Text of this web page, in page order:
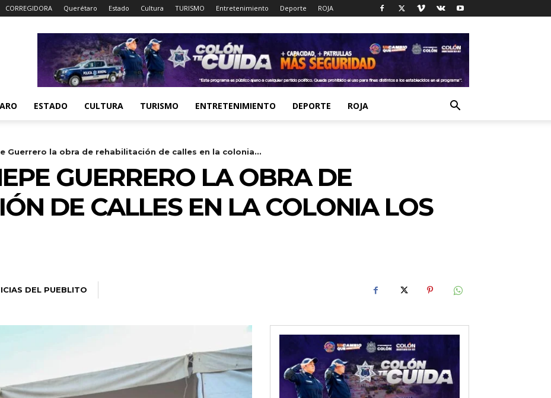
CORREGIDORA Querétaro Estado Cultura TURISMO Entretenimiento Deporte ROJA
ESTADO CULTURA TURISMO ENTRETENIMIENTO DEPORTE ROJA
Guerrero la obra de rehabilitación de calles en la colonia...
GUERRERO LA OBRA DE
DE CALLES EN LA COLONIA LOS
DEL PUEBLITO